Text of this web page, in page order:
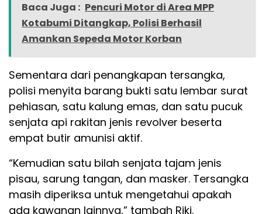
Baca Juga : Pencuri Motor di Area MPP
Kotabumi Ditangkap, Polisi Berhasil
Amankan Sepeda Motor Korban
Sementara dari penangkapan tersangka,
polisi menyita barang bukti satu lembar surat
pehiasan, satu kalung emas, dan satu pucuk
senjata api rakitan jenis revolver beserta
empat butir amunisi aktif.
“Kemudian satu bilah senjata tajam jenis
pisau, sarung tangan, dan masker. Tersangka
masih diperiksa untuk mengetahui apakah
ada kawanan lainnya,” tambah Riki.